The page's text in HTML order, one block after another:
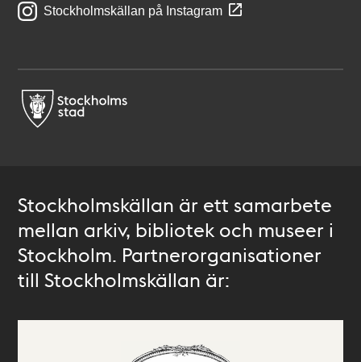
Stockholmskällan på Instagram
Stockholmskällan är ett samarbete
mellan arkiv, bibliotek och museer i
Stockholm. Partnerorganisationer
till Stockholmskällan är: